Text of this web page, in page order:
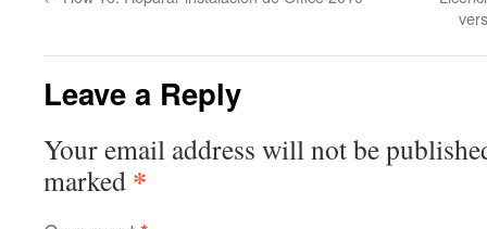
Leave a Reply
Your email address will not be
marked *